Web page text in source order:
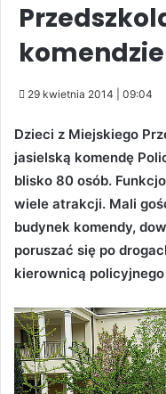
komendzie
29 kwietnia 2014 | 09:04
Dzieci z Miejskiego
jasielską komendę
blisko 80 osób.
wiele atrakcji. Mali
budynek komendy,
poruszać się po
kierownicą